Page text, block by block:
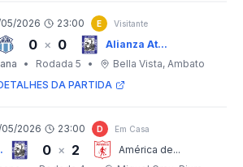
05/2026 23:00 E Visitante
0 × 0
Alianza At...
• Rodada 5 • Bella Vista, Ambato
DA PARTIDA
2026 23:00 D Em Casa
0 × 2
América de...